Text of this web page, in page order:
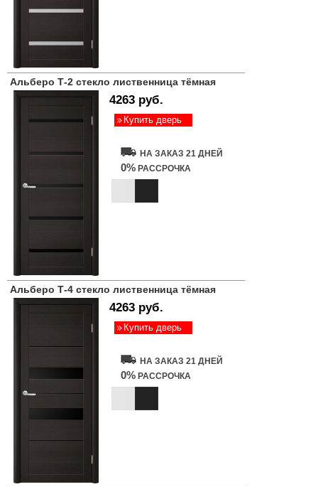
Альберо Т-2 стекло лиственница тёмная
4263 руб.
Купить дверь
НА ЗАКАЗ 21 ДНЕЙ
0% РАССРОЧКА
Альберо Т-4 стекло лиственница тёмная
4263 руб.
Купить дверь
НА ЗАКАЗ 21 ДНЕЙ
0% РАССРОЧКА